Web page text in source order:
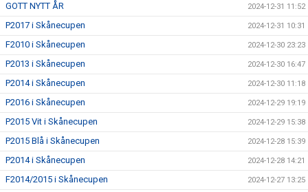
GOTT NYTT ÅR 2024-12-31 11:52
P2017 i Skånecupen 2024-12-31 10:31
F2010 i Skånecupen 2024-12-30 23:23
P2013 i Skånecupen 2024-12-30 16:47
P2014 i Skånecupen 2024-12-30 11:18
P2016 i Skånecupen 2024-12-29 19:19
P2015 Vit i Skånecupen 2024-12-29 15:38
P2015 Blå i Skånecupen 2024-12-28 15:39
P2014 i Skånecupen 2024-12-28 14:21
F2014/2015 i Skånecupen 2024-12-27 13:25